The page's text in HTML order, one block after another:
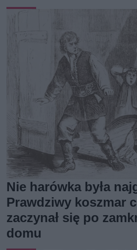
Nie harówka była
Prawdziwy koszmar
zaczynał się po
domu